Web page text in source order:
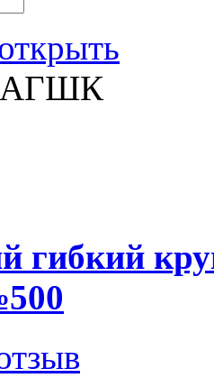
АГШК
гибкий